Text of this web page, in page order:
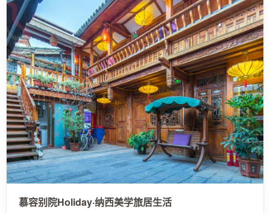
慕容别院Holiday·纳西美学旅居生活